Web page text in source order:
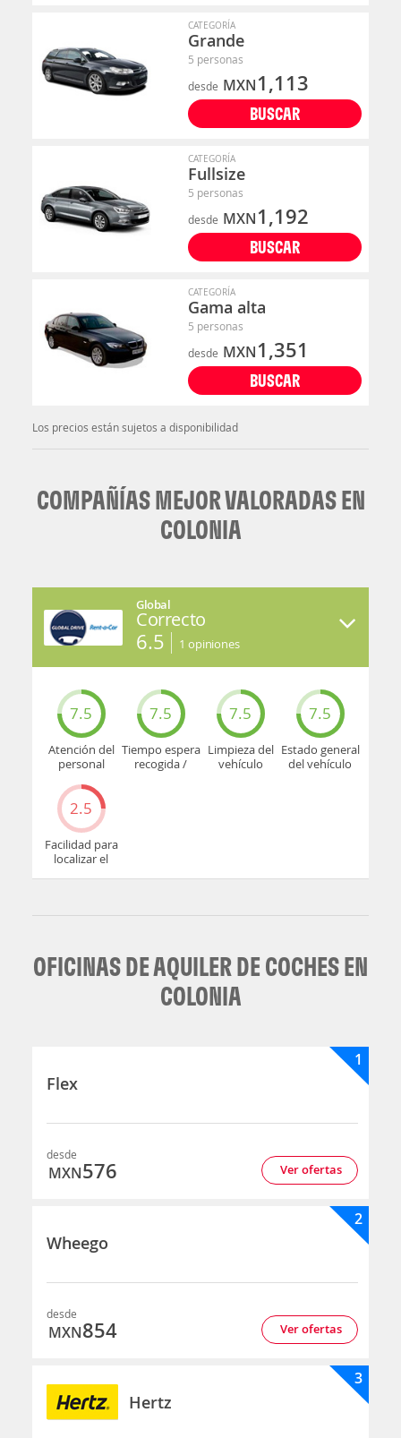
CATEGORÍA
Grande
5 personas
desde MXN1,113
BUSCAR
CATEGORÍA
Fullsize
5 personas
desde MXN1,192
BUSCAR
CATEGORÍA
Gama alta
5 personas
desde MXN1,351
BUSCAR
Los precios están sujetos a disponibilidad
COMPAÑÍAS MEJOR VALORADAS EN
COLONIA
Global
Correcto
6.5 1 opiniones
7.5
Atención del
personal
7.5
Tiempo espera
recogida /
7.5
Limpieza del
vehículo
7.5
Estado general
del vehículo
2.5
Facilidad para
localizar el
OFICINAS DE AQUILER DE COCHES EN
COLONIA
Flex
1
desde
MXN576 Ver ofertas
Wheego
2
desde
MXN854 Ver ofertas
Hertz
3